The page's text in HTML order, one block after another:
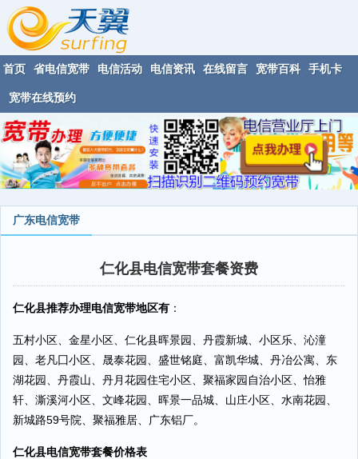
首页 省电信宽带 电信活动 电信资讯 在线留言 宽带百科 手机卡
宽带在线预约
广东电信宽带
仁化县电信宽带套餐资费
仁化县推荐办理电信宽带地区有 ：
五村小区、金星小区、仁化县晖景园、丹霞新城、小区乐、沁潼
园、老凡囗小区、晟泰花园、盛世铭庭、富凯华城、丹冶公寓、东
湖花园、丹霞山、丹月花园住宅小区、聚福家园自治小区、怡雅
轩、澌溪河小区、文峰花园、晖景一品城、山庄小区、水南花园、
新城路59号院、聚福雅居、广东铝厂。
仁化县电信宽带套餐价格表